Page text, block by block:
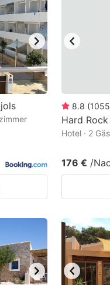
8.8 (1055
Hard
Hotel · 2
176 € /